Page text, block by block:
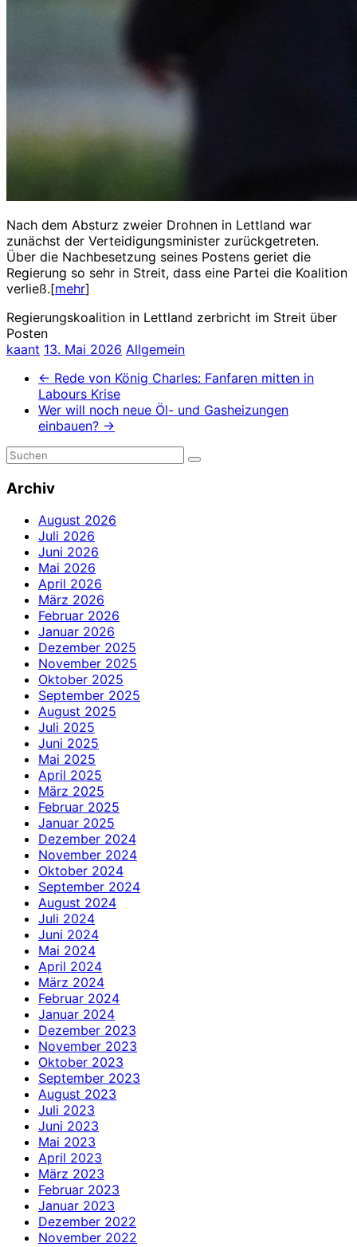
Nach dem Absturz zweier Drohnen in Lettland war
zunächst der Verteidigungsminister zurückgetreten.
Über die Nachbesetzung seines Postens geriet die
Regierung so sehr in Streit, dass eine Partei die Koalition
verließ.[mehr]
Regierungskoalition in Lettland zerbricht im Streit über
Posten
kaant 13. Mai 2026 Allgemein
← Rede von König Charles: Fanfaren mitten in
Labours Krise
Wer will noch neue Öl- und Gasheizungen
einbauen? →
Archiv
August 2026
Juli 2026
Juni 2026
Mai 2026
April 2026
März 2026
Februar 2026
Januar 2026
Dezember 2025
November 2025
Oktober 2025
September 2025
August 2025
Juli 2025
Juni 2025
Mai 2025
April 2025
März 2025
Februar 2025
Januar 2025
Dezember 2024
November 2024
Oktober 2024
September 2024
August 2024
Juli 2024
Juni 2024
Mai 2024
April 2024
März 2024
Februar 2024
Januar 2024
Dezember 2023
November 2023
Oktober 2023
September 2023
August 2023
Juli 2023
Juni 2023
Mai 2023
April 2023
März 2023
Februar 2023
Januar 2023
Dezember 2022
November 2022